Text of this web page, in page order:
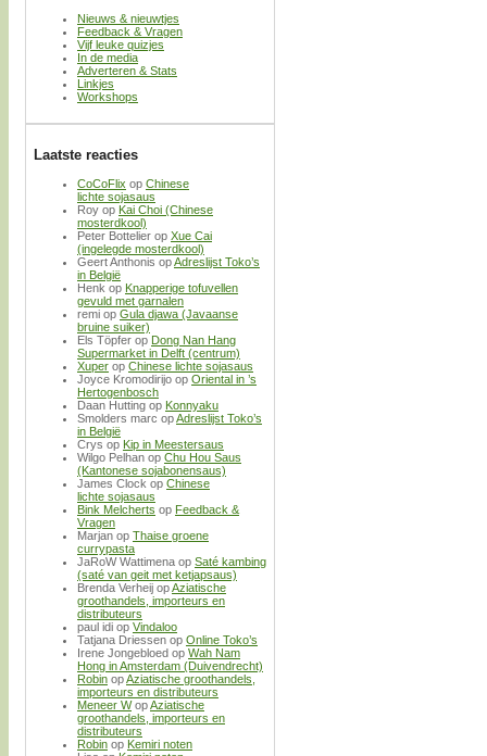
Nieuws & nieuwtjes
Feedback & Vragen
Vijf leuke quizjes
In de media
Adverteren & Stats
Linkjes
Workshops
Laatste reacties
CoCoFlix op Chinese
lichte sojasaus
Roy op Kai Choi (Chinese
mosterdkool)
Peter Bottelier op Xue Cai
(ingelegde mosterdkool)
Geert Anthonis opAdreslijst Toko’s
in België
Henk op Knapperige tofuvellen
gevuld met garnalen
remi op Gula djawa (Javaanse
bruine suiker)
Els Töpfer op Dong Nan Hang
Supermarket in Delft (centrum)
Xuper op Chinese lichte sojasaus
Joyce Kromodirijo op Oriental in ’s
Hertogenbosch
Daan Hutting op Konnyaku
Smolders marc opAdreslijst Toko’s
in België
Crys op Kip in Meestersaus
Wilgo Pelhan op Chu Hou Saus
(Kantonese sojabonensaus)
James Clock op Chinese
lichte sojasaus
Bink Melcherts op Feedback &
Vragen
Marjan op Thaise groene
currypasta
JaRoW Wattimena op Saté kambing
(saté van geit met ketjapsaus)
Brenda Verheij opAziatische
groothandels, importeurs en
distributeurs
paul idi op Vindaloo
Tatjana Driessen op Online Toko’s
Irene Jongebloed op Wah Nam
Hong in Amsterdam (Duivendrecht)
Robin opAziatische groothandels,
importeurs en distributeurs
Meneer WopAziatische
groothandels, importeurs en
distributeurs
Robin op Kemiri noten